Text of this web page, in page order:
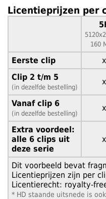
Licentieprijzen per
160
Eerste clip x
Clip 2 t/m 5
(in dezelfde bestelling)
x
Vanaf clip 6
(in dezelfde bestelling)
x
Extra voordeel:
alle 6 clips uit
deze serie
x
Dit voorbeeld bevat
Licentieprijzen zijn per
Licentierecht: royalty-
* HD staande uitsnede is